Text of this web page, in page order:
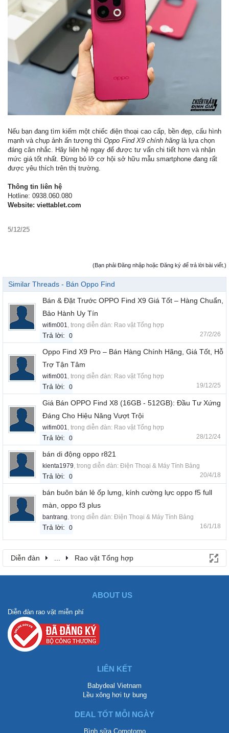
Nếu bạn đang tìm kiếm một chiếc điện thoại cao cấp, bền đẹp, cấu hình
mạnh và chụp ảnh ấn tượng thì Oppo Find X9 chính hãng là lựa chọn
đáng cân nhắc. Hãy liên hệ ngay để được tư vấn chi tiết hơn và nhận
mức giá tốt nhất. Đừng bỏ lỡ cơ hội sở hữu mẫu smartphone đang rất
được yêu thích trên thị trường.
Thông tin liên hệ
Hotline: 0938.060.080
Website: viettablet.com
5/12/25
(Bạn phải Đăng nhập hoặc Đăng ký để trả lời bài viết.)
Similar Threads - Bán Oppo Find
Bán & Đặt Trước OPPO Find X9 Giá Tốt – Hàng Chuẩn,
Bảo Hành Uy Tín
wifim001 , trong diễn đàn: Rao vặt Tổng hợp
Trả lời: 0 27/2/26
Oppo Find X9 Pro – Bán Hàng Chính Hãng, Giá Tốt, Hỗ
Trợ Tận Tâm
wifim001 , trong diễn đàn: Rao vặt Tổng hợp
Trả lời: 0 19/12/25
Giá Bán OPPO Find X8 (16GB - 512GB): Đầu Tư Xứng
Đáng Cho Hiệu Năng Vượt Trội
wifim001 , trong diễn đàn: Rao vặt Tổng hợp
Trả lời: 0 28/12/24
bán di động oppo r821
kienta1979 , trong diễn đàn: Điện Thoại & Máy Tính Bảng
Trả lời: 0 20/4/18
bán buôn bán lẻ ốp lưng, kính cường lực oppo f5 full
màn, oppo f3 plus
bantrang , trong diễn đàn: Điện Thoại & Máy Tính Bảng
Trả lời: 0 16/1/18
Diễn đàn Rao vặt Tổng hợp
ABOUT US
Diễn đàn rao vặt miễn phí
LIÊN KẾT
Babydeal Vietnam
Lều xông hơi tự bung
DEAL TỐT MỖI NGÀY
Bình sữa Comotomo